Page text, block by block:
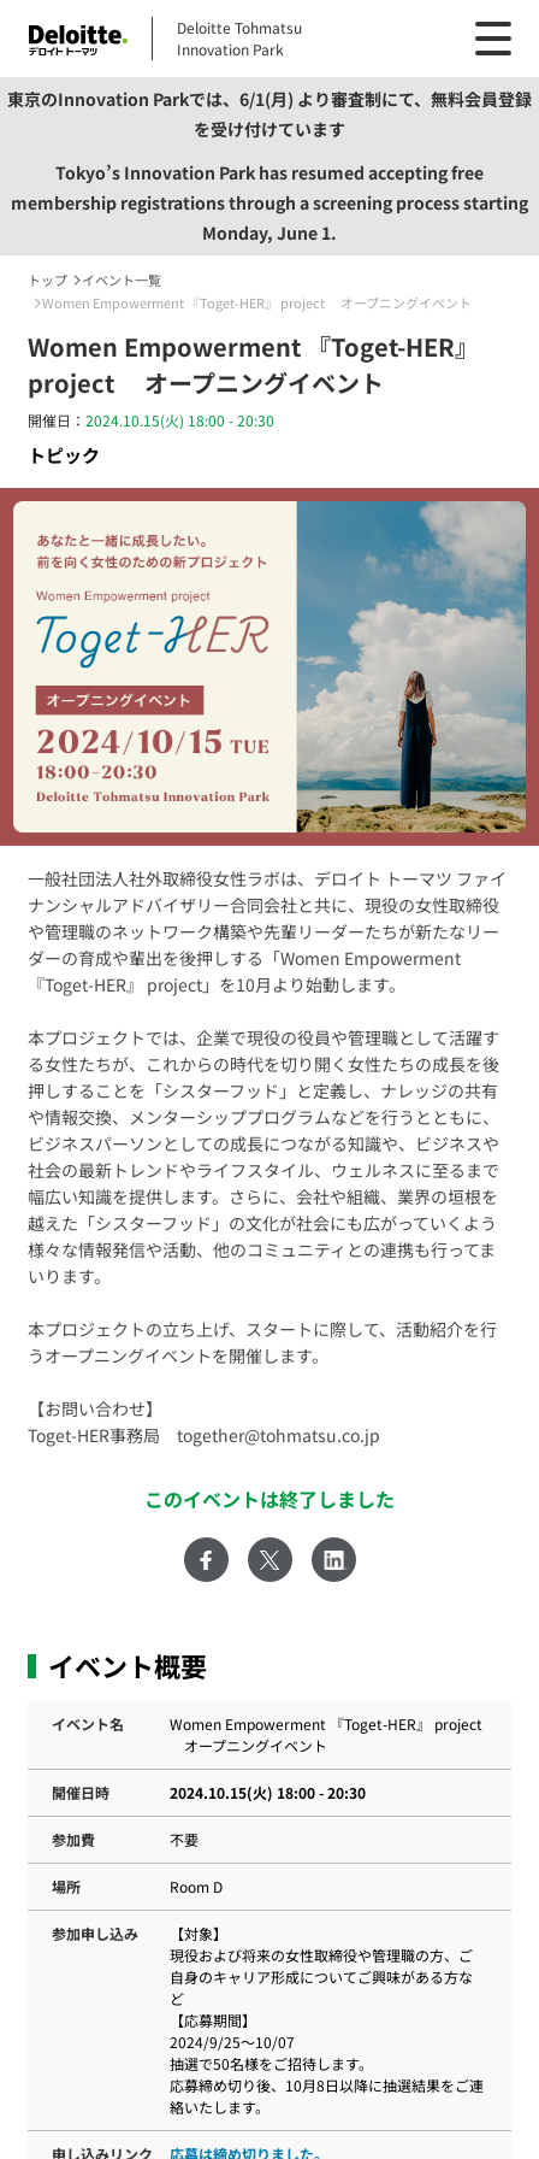
Deloitte Tohmatsu
Innovation Park
東京のInnovation Parkでは、6/1(月) より審査制にて、無料会員登録
を受け付けています
Tokyo’s Innovation Park has resumed accepting free
membership registrations through a screening process starting
Monday, June 1.
トップ
イベント一覧
Women Empowerment 『Toget-HER』 project オープニングイベント
Women Empowerment 『Toget-HER』
project オープニングイベント
開催日：2024.10.15(火) 18:00 - 20:30
トピック
一般社団法人社外取締役女性ラボは、デロイト トーマツ ファイ
ナンシャルアドバイザリー合同会社と共に、現役の女性取締役
や管理職のネットワーク構築や先輩リーダーたちが新たなリー
ダーの育成や輩出を後押しする「Women Empowerment
『Toget-HER』 project」を10月より始動します。
本プロジェクトでは、企業で現役の役員や管理職として活躍す
る女性たちが、これからの時代を切り開く女性たちの成長を後
押しすることを「シスターフッド」と定義し、ナレッジの共有
や情報交換、メンターシッププログラムなどを行うとともに、
ビジネスパーソンとしての成長につながる知識や、ビジネスや
社会の最新トレンドやライフスタイル、ウェルネスに至るまで
幅広い知識を提供します。さらに、会社や組織、業界の垣根を
越えた「シスターフッド」の文化が社会にも広がっていくよう
様々な情報発信や活動、他のコミュニティとの連携も行ってま
いります。
本プロジェクトの立ち上げ、スタートに際して、活動紹介を行
うオープニングイベントを開催します。
【お問い合わせ】
Toget-HER事務局 together@tohmatsu.co.jp
このイベントは終了しました
イベント概要
イベント名
Women Empowerment 『Toget-HER』 project
オープニングイベント
開催日時 2024.10.15(火) 18:00 - 20:30
参加費 不要
場所 Room D
参加申し込み
【対象】
現役および将来の女性取締役や管理職の方、ご
自身のキャリア形成についてご興味がある方な
ど
【応募期間】
2024/9/25～10/07
抽選で50名様をご招待します。
応募締め切り後、10月8日以降に抽選結果をご連
絡いたします。
申し込みリンク 応募は締め切りました。